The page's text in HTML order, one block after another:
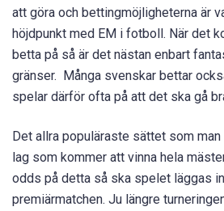
att göra och bettingmöjligheterna är
höjdpunkt med EM i fotboll. När det
betta på så är det nästan enbart
gränser. Många svenskar bettar
spelar därför ofta på att det ska gå
Det allra populäraste sättet som
lag som kommer att vinna hela
odds på detta så ska spelet läggas
premiärmatchen. Ju längre